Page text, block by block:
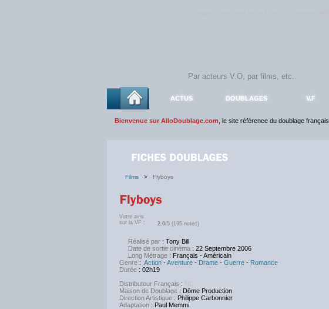
ACTUS DOUBLAGES V.F
Bienvenue sur AlloDoublage.com , le site référence du doublage français.
Films > Flyboys
Votre avis
sur la VF :
2.0/5 (195 notes)
Réalisé par : Tony Bill
Date de sortie cinéma : 22 Septembre 2006
Long Métrage : Français - Américain
Genre : Action -Aventure - Drame - Guerre - Romance
Durée : 02h19
Distributeur Français : NC
Maison de Doublage : Dôme Production
Direction Artistique : Philippe Carbonnier
Adaptation : Paul Memmi